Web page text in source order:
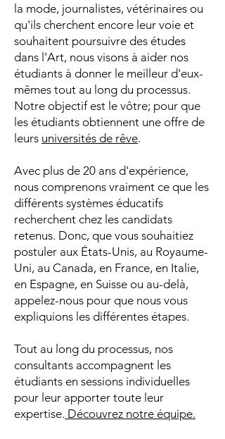
la mode, journalistes, vétérinaires ou
qu'ils cherchent encore leur voie et
souhaitent poursuivre des études
dans l'Art, nous visons à aider nos
étudiants à donner le meilleur d'eux-
mêmes tout au long du processus.
Notre objectif est le vôtre; pour que
les étudiants obtiennent une offre de
leurs universités de rêve.
Avec plus de 20 ans d'expérience,
nous comprenons vraiment ce que les
différents systèmes éducatifs
recherchent chez les candidats
retenus. Donc, que vous souhaitiez
postuler aux États-Unis, au Royaume-
Uni, au Canada, en France, en Italie,
en Espagne, en Suisse ou au-delà,
appelez-nous pour que nous vous
expliquions les différentes étapes.
Tout au long du processus, nos
consultants accompagnent les
étudiants en sessions individuelles
pour leur apporter toute leur
expertise. Découvrez notre équipe.